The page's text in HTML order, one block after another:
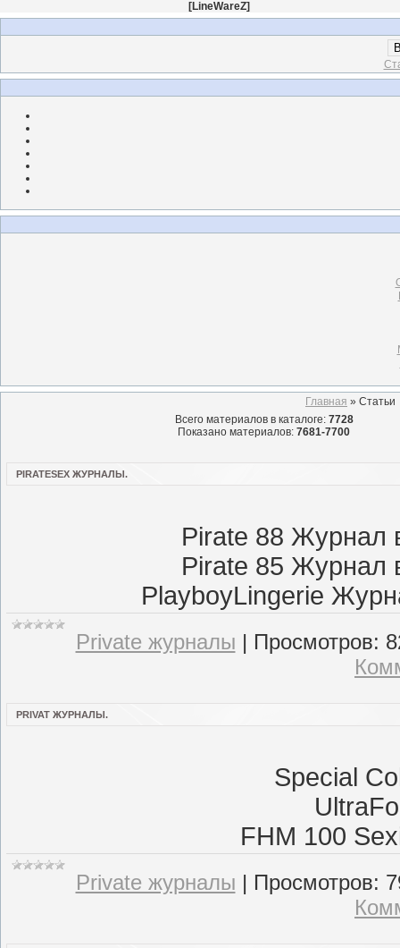
[LineWareZ]
Главная » Статьи
Всего материалов в каталоге: 7728
Показано материалов: 7681-7700
PIRATESEX ЖУРНАЛЫ.
Pirate 88 Журнал
Pirate 85 Журнал
PlayboyLingerie
Private журналы | Просмотров:
PRIVAT ЖУРНАЛЫ.
Special
FHM 100
Private журналы | Просмотров: